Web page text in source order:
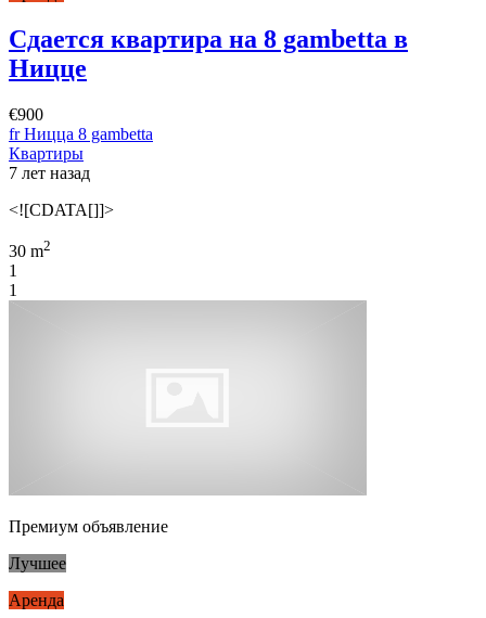
Сдается квартира на 8 gambetta в
Ницце
€900
fr Ницца 8 gambetta
Квартиры
7 лет назад
<![CDATA[]]>
30 m2
1
1
Премиум объявление
Лучшее
Аренда